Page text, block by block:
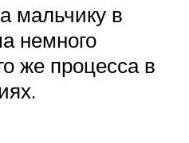
мальчику в
немного
же процесса в